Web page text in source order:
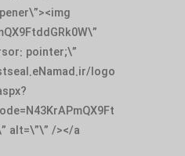
pointer;\”
logo
alt=\”\” /></a>